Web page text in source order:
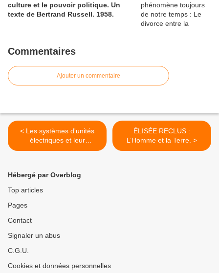
culture et le pouvoir politique. Un
texte de Bertrand Russell. 1958.
Commentaires
Ajouter un commentaire
< Les systèmes d'unités
électriques et leur
unification. Par Gérard
ÉLISÉE RECLUS :
L’Homme et la Terre. >
Hébergé par Overblog
Top articles
Pages
Contact
Signaler un abus
C.G.U.
Cookies et données personnelles